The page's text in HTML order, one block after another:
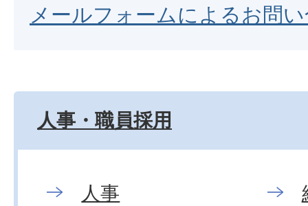
メールフォームによるお問
人事・職員採用
人事